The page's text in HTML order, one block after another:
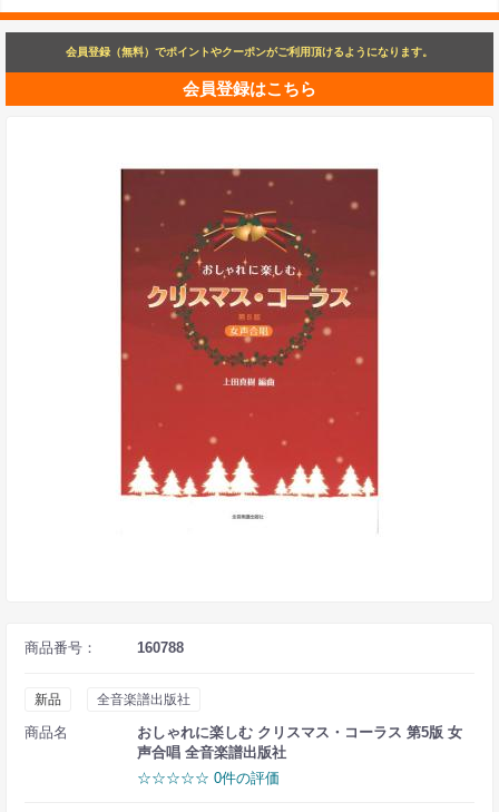
会員登録（無料）でポイントやクーポンがご利用頂けるようになります。
会員登録はこちら
商品番号： 160788
新品 全音楽譜出版社
商品名
おしゃれに楽しむ クリスマス・コーラス 第5版 女
声合唱 全音楽譜出版社
☆☆☆☆☆ 0件の評価